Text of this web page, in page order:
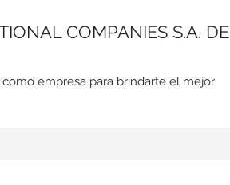
COMPANIES S.A. DE
empresa para brindarte el mejor